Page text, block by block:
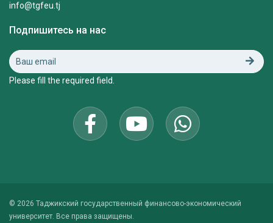
info@tgfeu.tj
Подпишитесь на нас
Please fill the required field.
© 2026 Таджикский государственный финансово-экономический
университет. Все права защищены.